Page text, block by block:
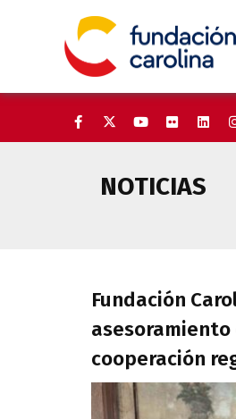
NOTICIAS
Fundación
cooperación